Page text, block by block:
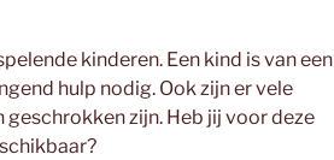
kinderen. Een kind is van een
hulp nodig. Ook zijn er vele
geschrokken zijn. Heb jij voor deze